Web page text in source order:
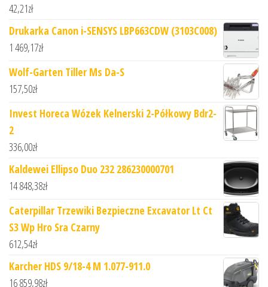
42,21zł
Drukarka Canon i-SENSYS LBP663CDW (3103C008)
1 469,17zł
Wolf-Garten Tiller Ms Da-S
157,50zł
Invest Horeca Wózek Kelnerski 2-Półkowy Bdr2-
2
336,00zł
Kaldewei Ellipso Duo 232 286230000701
14 848,38zł
Caterpillar Trzewiki Bezpieczne Excavator Lt Ct
S3 Wp Hro Sra Czarny
612,54zł
Karcher HDS 9/18-4 M 1.077-911.0
16 859,98zł